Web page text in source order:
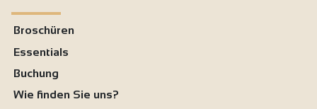
Broschüren
Essentials
Buchung
Wie finden Sie uns?